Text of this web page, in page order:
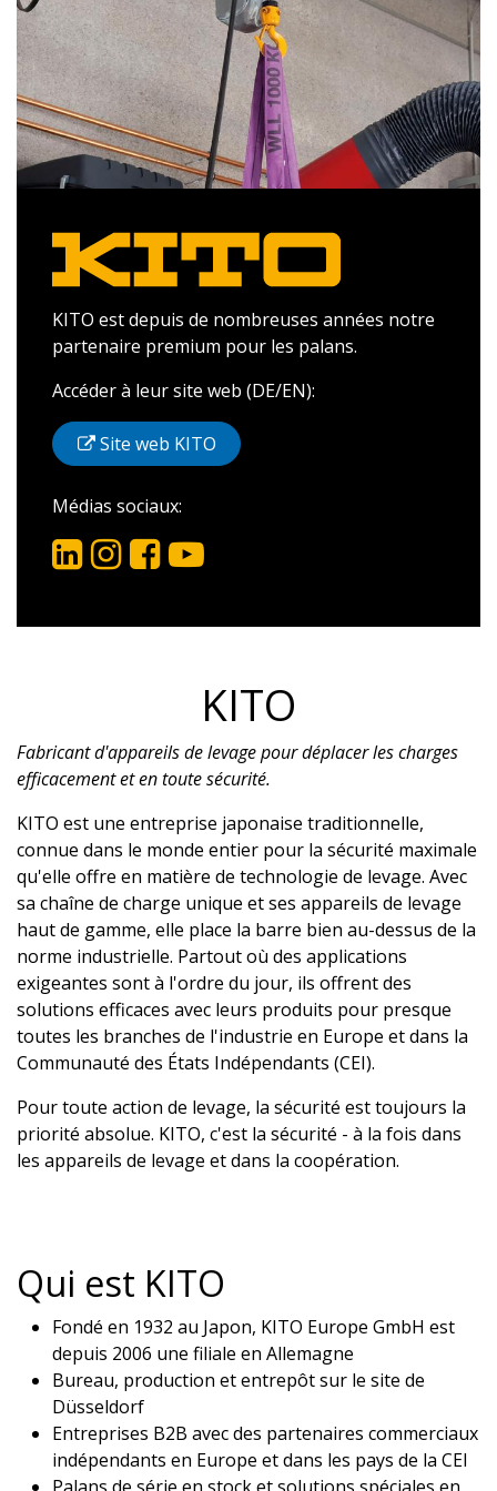
KITO est depuis de nombreuses années notre
partenaire premium pour les palans.
Accéder à leur site web (DE/EN):
Site web KITO
Médias sociaux:
KITO
Fabricant d'appareils de levage pour déplacer les charges
efficacement et en toute sécurité.
KITO est une entreprise japonaise traditionnelle,
connue dans le monde entier pour la sécurité maximale
qu'elle offre en matière de technologie de levage. Avec
sa chaîne de charge unique et ses appareils de levage
haut de gamme, elle place la barre bien au-dessus de la
norme industrielle. Partout où des applications
exigeantes sont à l'ordre du jour, ils offrent des
solutions efficaces avec leurs produits pour presque
toutes les branches de l'industrie en Europe et dans la
Communauté des États Indépendants (CEI).
Pour toute action de levage, la sécurité est toujours la
priorité absolue. KITO, c'est la sécurité - à la fois dans
les appareils de levage et dans la coopération.
Qui est KITO
Fondé en 1932 au Japon, KITO Europe GmbH est
depuis 2006 une filiale en Allemagne
Bureau, production et entrepôt sur le site de
Düsseldorf
Entreprises B2B avec des partenaires commerciaux
indépendants en Europe et dans les pays de la CEI